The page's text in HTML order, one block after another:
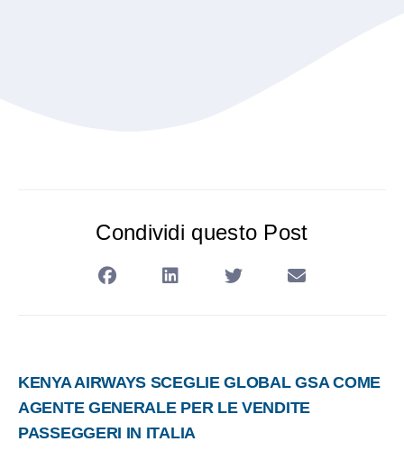
Condividi questo Post
KENYA AIRWAYS SCEGLIE GLOBAL GSA COME
AGENTE GENERALE PER LE VENDITE
PASSEGGERI IN ITALIA